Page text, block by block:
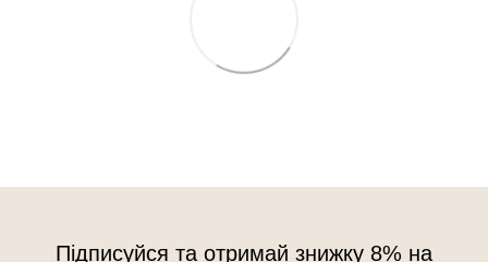
Підписуйся та отримай знижку 8% на